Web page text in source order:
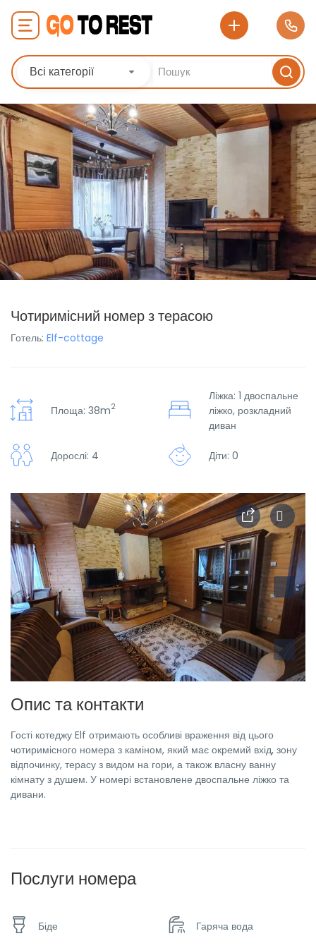
Всі категорії
Чотиримісний номер з терасою
Готель: Elf-cottage
Площа: 38m2
Ліжка: 1 двоспальне
ліжко, розкладний
диван
Дорослі: 4 Діти: 0
Опис та контакти
Гості котеджу Elf отримають особливі враження від цього
чотиримісного номера з каміном, який має окремий вхід, зону
відпочинку, терасу з видом на гори, а також власну ванну
кімнату з душем. У номері встановлене двоспальне ліжко та
дивани.
Послуги номера
Біде Гаряча вода